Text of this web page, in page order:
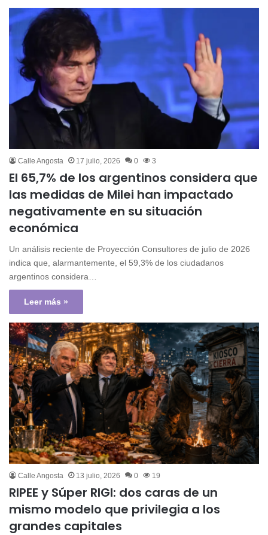
Calle Angosta 17 julio, 2026 0 3
El 65,7% de los argentinos considera que
las medidas de Milei han impactado
negativamente en su situación
económica
Un análisis reciente de Proyección Consultores de julio de 2026
indica que, alarmantemente, el 59,3% de los ciudadanos
argentinos considera…
Leer más »
Calle Angosta 13 julio, 2026 0 19
RIPEE y Súper RIGI: dos caras de un
mismo modelo que privilegia a los
grandes capitales